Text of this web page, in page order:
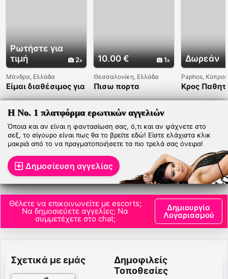
Ρωτήστε για
τιμή
2
Μάνδρα, Ελλάδα
Είμαι διαθέσιμος για
σεξουαλικές
συναναστροφές.
10.00 € 1
Θεσσαλονίκη, Ελλάδα
Πισω πορτα
Δωρεάν
Paphos, Κύπρος
Κρος
Η Νο. 1 πλατφόρμα ερωτικών αγγελιών
Όποια και αν είναι η φαντασίωση σας, ό,τι και αν ψάχνετε στο
σεξ, το σίγουρο είναι πως θα το βρείτε εδώ! Είστε ελάχιστα κλικ
μακριά από το να πραγματοποιήσετε τα πιο τρελά σας όνειρα!
Δημοσίευση αγγελίας
Θέλετε να επικοινωνείτε με escorts;
Να δημοσιεύετε αγγελίες; Να
συμμετέχετε στο chat;
Δημιουργία
Λογαριασμού
Σχετικά με εμάς
Δημοφιλείς
Τοποθεσίες